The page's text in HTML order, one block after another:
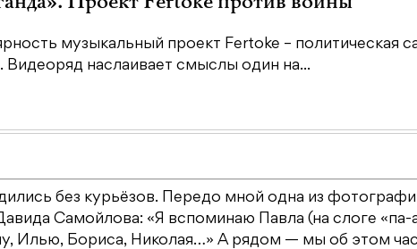
музыкальный проект Fertoke – политическая
наслаивает смыслы один на...
без курьёзов. Передо мной одна из
Самойлова: «Я вспоминаю Павла (на слоге «па-
Илью, Бориса, Николая…» А рядом — мы об этом